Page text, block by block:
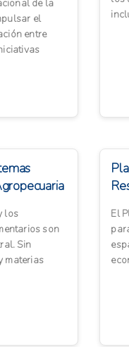
de la
el
entre
los
son
Sin
materias
El